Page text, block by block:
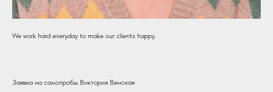
We work hard everyday to make our clients happy.
Заявка на самопробы Виктория Венская